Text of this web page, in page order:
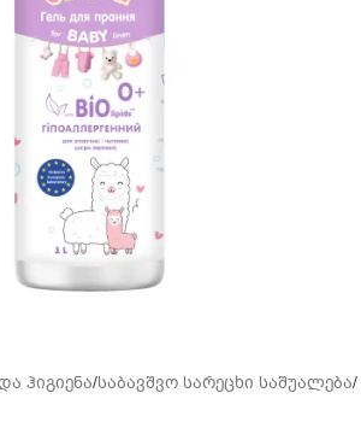
ჰიგიენა/საბავშვო სარეცხი საშუალება/